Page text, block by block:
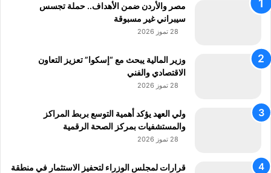
مصر والأردن ضمن الأهداف.. حملة تجسس
سيبراني غير مسبوقة
28 تموز 2026
وزير المالية يبحث مع “إسكوا” تعزيز التعاون
الاقتصادي والفني
28 تموز 2026
ولي العهد يؤكد أهمية التوسع بربط المراكز
والمستشفيات بمركز الصحة الرقمية
28 تموز 2026
قرارات لمجلس الوزراء لتحفيز الاستثمار في منطقة